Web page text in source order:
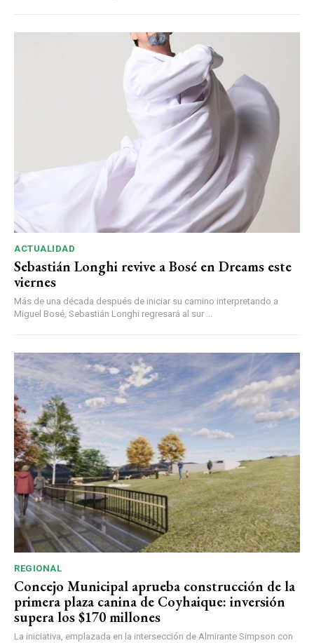
ACTUALIDAD
Sebastián Longhi revive a Bosé en Dreams este
viernes
Más de una década después de iniciar su camino interpretando a
Miguel Bosé, Sebastián Longhi regresará al sur ...
REGIONAL
Concejo Municipal aprueba construcción de la
primera plaza canina de Coyhaique: inversión
supera los $170 millones
La iniciativa, emplazada en la intersección de Almirante Simpson con